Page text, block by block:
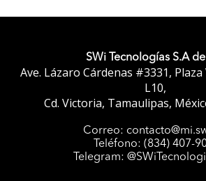
SWi Tecnologías S.A de
Ave. Lázaro Cárdenas #3331,
L10,
Cd. Victoria, Tamaulipas,
Correo:
Teléfono: (834) 407-
Telegram: